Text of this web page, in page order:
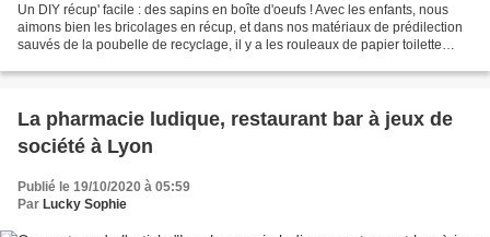
Un DIY récup' facile : des sapins en boîte d'oeufs ! Avec les enfants, nous
aimons bien les bricolages en récup, et dans nos matériaux de prédilection
sauvés de la poubelle de recyclage, il y a les rouleaux de papier toilette
La pharmacie ludique, restaurant bar à jeux de
société à Lyon
Publié le 19/10/2020 à 05:59
Par Lucky Sophie